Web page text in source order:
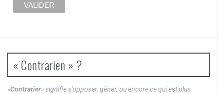
« Contrarien » ?
«Contrarier» signifie s’opposer, gêner, ou encore ce qui est plus